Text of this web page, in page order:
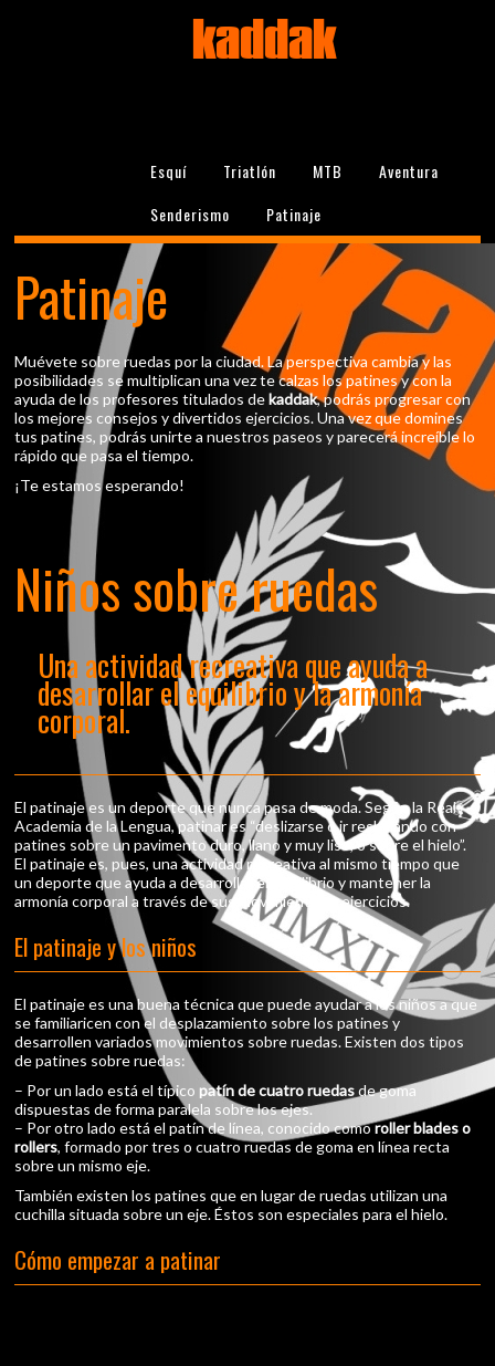
kaddak
Esquí Triatlón MTB
Aventura
Senderismo
Patinaje
Patinaje
Muévete sobre ruedas por la ciudad. La perspectiva cambia y las
posibilidades se multiplican una vez te calzas los patines y con la
ayuda de los profesores titulados dekaddak, podrás progresar con
los mejores consejos y divertidos ejercicios. Una vez que domines
tus patines, podrás unirte a nuestros paseos y parecerá increíble lo
rápido que pasa el tiempo.
¡Te estamos esperando!
Niños sobre ruedas
Una actividad recreativa que ayuda a
desarrollar el equilibrio y la armonía
corporal.
El patinaje es un deporte que nunca pasa de moda. Según la Real
Academia de la Lengua, patinar es “deslizarse o ir resbalando con
patines sobre un pavimento duro, llano y muy liso, o sobre el hielo”.
El patinaje es, pues, una actividad recreativa al mismo tiempo que
un deporte que ayuda a desarrollar el equilibrio y mantener la
armonía corporal a través de sus movimientos y ejercicios.
El patinaje y los niños
El patinaje es una buena técnica que puede ayudar a los niños a que
se familiaricen con el desplazamiento sobre los patines y
desarrollen variados movimientos sobre ruedas. Existen dos tipos
de patines sobre ruedas:
– Por un lado está el típico patín de cuatro ruedasde goma
dispuestas de forma paralela sobre los ejes.
– Por otro lado está el patín de línea, conocido comoroller blades o
rollers, formado por tres o cuatro ruedas de goma en línea recta
sobre un mismo eje.
También existen los patines que en lugar de ruedas utilizan una
cuchilla situada sobre un eje. Éstos son especiales para el hielo.
Cómo empezar a patinar